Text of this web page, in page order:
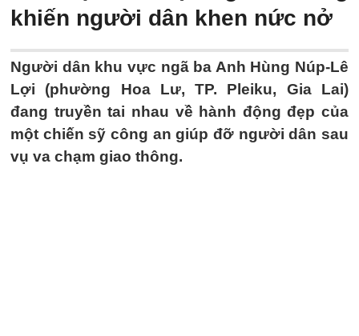
khiến người dân khen nức nở
Người dân khu vực ngã ba Anh Hùng Núp-Lê
Lợi (phường Hoa Lư, TP. Pleiku, Gia Lai)
đang truyền tai nhau về hành động đẹp của
một chiến sỹ công an giúp đỡ người dân sau
vụ va chạm giao thông.